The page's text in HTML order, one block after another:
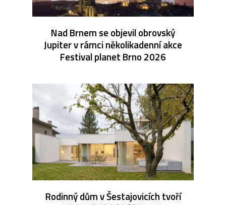
Nad Brnem se objevil obrovský
Jupiter v rámci několikadenní akce
Festival planet Brno 2026
Rodinný dům v Šestajovicích tvoří